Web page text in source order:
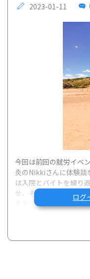
2023-01-11
今回は前回の就労イベ
炎のNikkiさんに体験
は入院とバイトを繰り
せ、そこからフリーラ
本当に様々なことを経
やってみたいこと、楽
方は本当に素敵です
ログ